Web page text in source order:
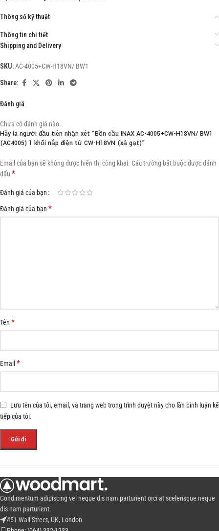
Thông số kỹ thuật
Thông tin chi tiết
Shipping and Delivery
SKU:AC-4005+CW-H18VN/ BW1
Share:
Đánh giá
Chưa có đánh giá nào.
Hãy là người đầu tiên nhận xét “Bồn cầu INAX AC-4005+CW-H18VN/ BW1
(AC4005) 1 khối nắp điện tử CW-H18VN (xả gạt)”
Email của bạn sẽ không được hiển thị công khai. Các trường bắt buộc được đánh
dấu *
Đánh giá của bạn
Đánh giá của bạn *
Tên *
Email*
Lưu tên của tôi, email, và trang web trong trình duyệt này cho lần bình luận kế
tiếp của tôi.
Condimentum adipiscing vel neque dis nam parturient orci at scelerisque neque
dis nam parturient.
451 Wall Street, UK, London